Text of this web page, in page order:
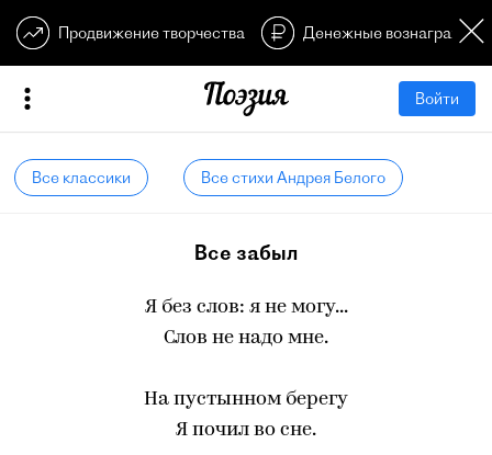
Продвижение творчества Денежные
Войти
Все классики Все стихи Андрея Белого
Все забыл
Я без слов: я не могу...
Слов не надо мне.
На пустынном берегу
Я почил во сне.